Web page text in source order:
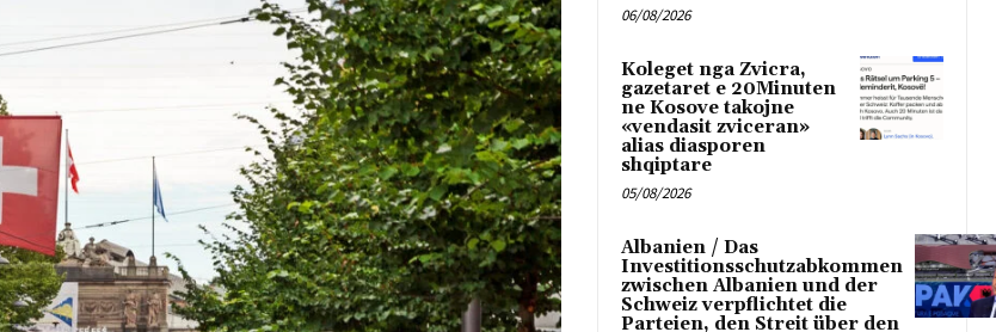
06/08/2026
Koleget nga Zvicra,
gazetaret e 20Minuten
ne Kosove takojne
«vendasit zviceran»
alias diasporen
shqiptare
05/08/2026
Albanien / Das
Investitionsschutzabkommen
zwischen Albanien und der
Schweiz verpflichtet die
Parteien, den Streit über den